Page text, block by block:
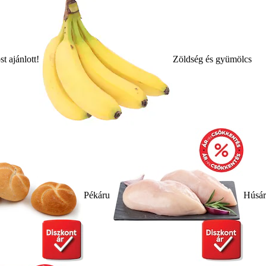
ajánlott! Zöldség és gyümölcs
Pékáru